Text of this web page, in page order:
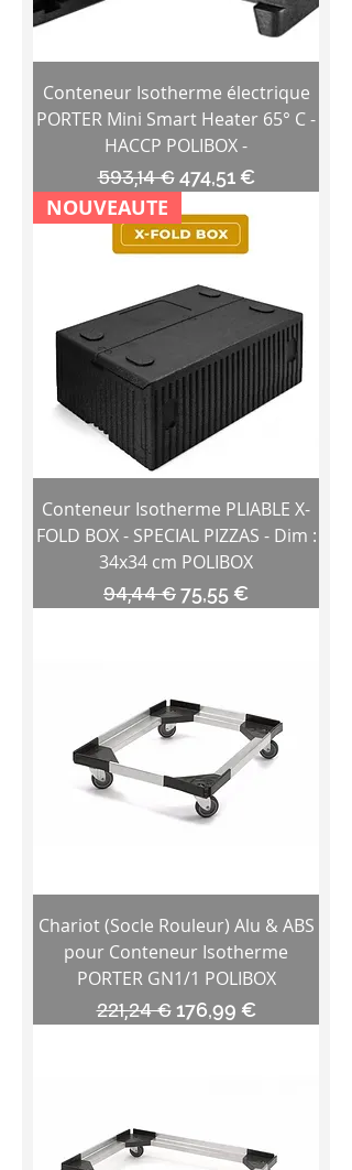
Conteneur Isotherme électrique
PORTER Mini Smart Heater 65° C -
HACCP POLIBOX -
Prix original
593,14 € Prix promotionnel
474,51 €
NOUVEAUTE
Conteneur Isotherme PLIABLE X-
FOLD BOX - SPECIAL PIZZAS - Dim :
34x34 cm POLIBOX
Prix original
94,44 €Prix promotionnel
75,55 €
Chariot (Socle Rouleur) Alu & ABS
pour Conteneur Isotherme
PORTER GN1/1 POLIBOX
Prix original
221,24 € Prix promotionnel
176,99 €